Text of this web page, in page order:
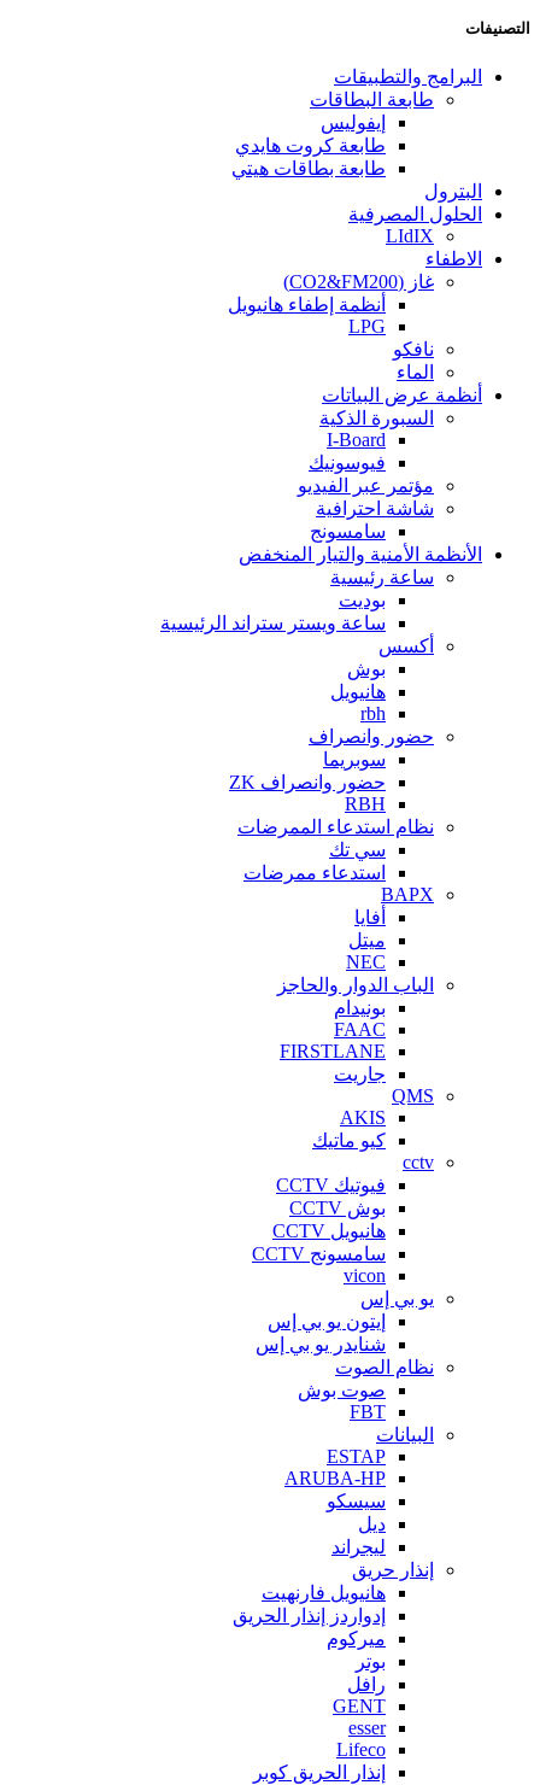
التصنيفات
البرامج والتطبيقات
طابعة البطاقات
إيفوليس
طابعة كروت هايدي
طابعة بطاقات هيتي
البترول
الحلول المصرفية
LIdIX
الاطفاء
غاز (CO2&FM200)
أنظمة إطفاء هانيويل
LPG
نافكو
الماء
أنظمة عرض البياتات
السبورة الذكية
I-Board
فيوسونيك
مؤتمر عبر الفيديو
شاشة احترافية
سامسونج
الأنظمة الأمنية والتيار المنخفض
ساعة رئيسية
بوديت
ساعة ويستر ستراند الرئيسية
أكسس
بوش
هانيويل
rbh
حضور وانصراف
سوبريما
حضور وانصراف ZK
RBH
نظام استدعاء الممرضات
سي تك
استدعاء ممرضات
BAPX
أفايا
ميتل
NEC
الباب الدوار والحاجز
بونيدام
FAAC
FIRSTLANE
جاريت
QMS
AKIS
كيو ماتيك
cctv
فيوتيك CCTV
بوش CCTV
هانيويل CCTV
سامسونج CCTV
vicon
يو بي إس
إيتون يو بي إس
شنايدر يو بي إس
نظام الصوت
صوت بوش
FBT
البيانات
ESTAP
ARUBA-HP
سيسكو
ديل
ليجراند
إنذار حريق
هانيويل فارنهيت
إدواردز إنذار الحريق
ميركوم
بوتر
رافل
GENT
esser
Lifeco
إنذار الحريق كوبر